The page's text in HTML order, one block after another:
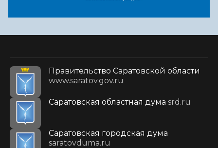
Правительство Саратовской области
www.saratov.gov.ru
Саратовская областная дума srd.ru
Саратовская городская дума
saratovduma.ru